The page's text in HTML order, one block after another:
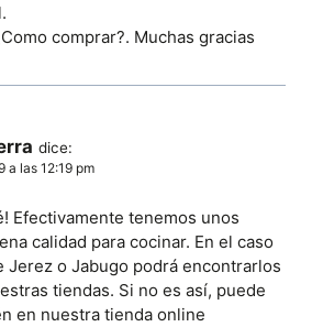
comprar?. Muchas gracias
dice:
a las 12:19 pm
Efectivamente tenemos unos
calidad para cocinar. En el caso
Jerez o Jabugo podrá encontrarlos
tiendas. Si no es así, puede
en nuestra tienda online